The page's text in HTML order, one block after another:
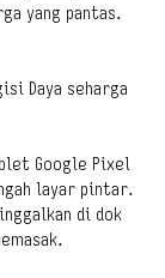
yang pantas.
Daya seharga
Google Pixel
layar pintar.
di dok